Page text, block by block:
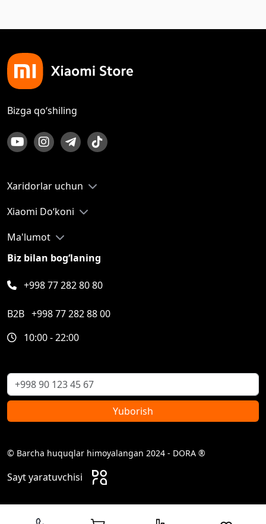
Bizga qo‘shiling
Xaridorlar uchun
Xiaomi Do‘koni
Ma'lumot
Biz bilan bog‘laning
+998 77 282 80 80
B2B +998 77 282 88 00
10:00 - 22:00
Yuborish
© Barcha huquqlar himoyalangan 2024 - DORA ®
Sayt yaratuvchisi